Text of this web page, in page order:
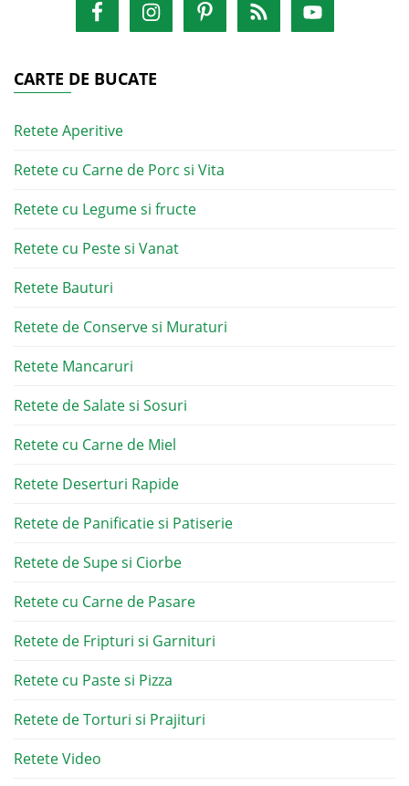
CARTE DE BUCATE
Retete Aperitive
Retete cu Carne de Porc si Vita
Retete cu Legume si fructe
Retete cu Peste si Vanat
Retete Bauturi
Retete de Conserve si Muraturi
Retete Mancaruri
Retete de Salate si Sosuri
Retete cu Carne de Miel
Retete Deserturi Rapide
Retete de Panificatie si Patiserie
Retete de Supe si Ciorbe
Retete cu Carne de Pasare
Retete de Fripturi si Garnituri
Retete cu Paste si Pizza
Retete de Torturi si Prajituri
Retete Video